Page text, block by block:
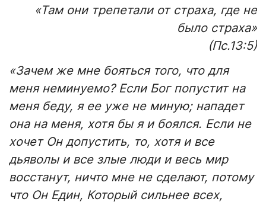
«Там они трепетали от страха, где не
было страха»
(Пс.13:5)
«Зачем же мне бояться того, что для
меня неминуемо? Если Бог попустит на
меня беду, я ее уже не миную; нападет
она на меня, хотя бы я и боялся. Если не
хочет Он допустить, то, хотя и все
дьяволы и все злые люди и весь мир
восстанут, ничто мне не сделают, потому
что Он Един, Который сильнее всех,